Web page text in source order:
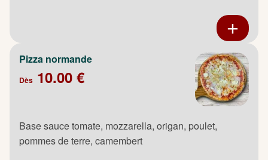
Pizza normande
Dès 10.00 €
Base sauce tomate, mozzarella, origan, poulet,
pommes de terre, camembert